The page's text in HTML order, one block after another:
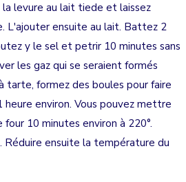
levure au lait tiede et laissez
L'ajouter ensuite au lait. Battez 2
y le sel et petrir 10 minutes sans
les gaz qui se seraient formés
tarte, formez des boules pour faire
environ. Vous pouvez mettre
10 minutes environ à 220°.
ensuite la température du